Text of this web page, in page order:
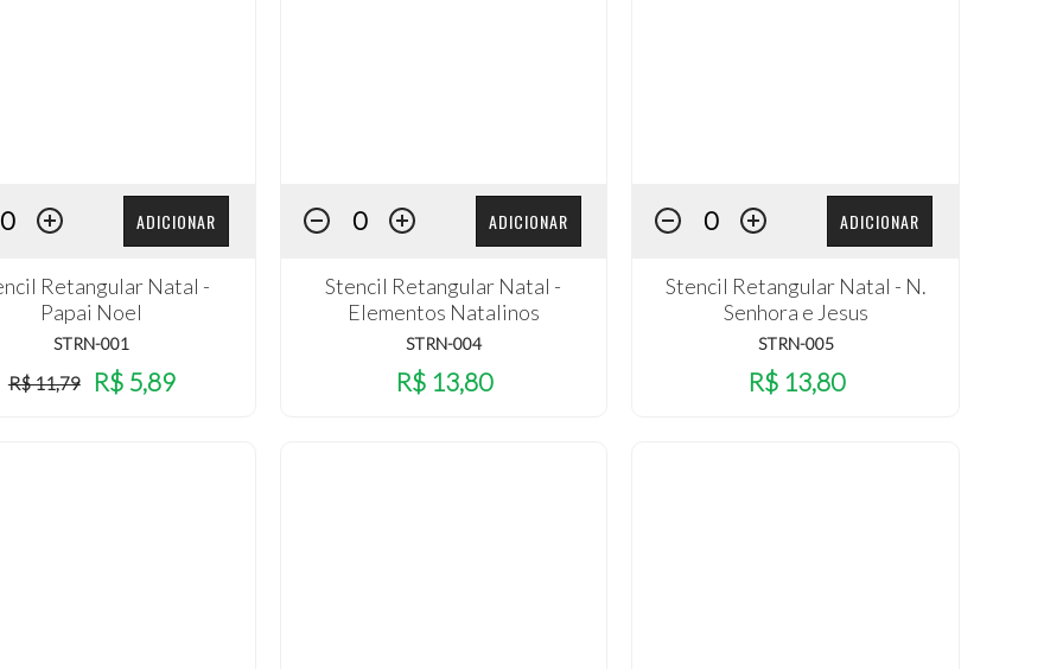
ADICIONAR
Retangular Natal -
Papai Noel
STRN-001
R$ 11,79 R$ 5,89
ADICIONAR
Stencil Retangular Natal -
Elementos Natalinos
STRN-004
R$ 13,80
ADICIONAR
Stencil Retangular Natal - N.
Senhora e Jesus
STRN-005
R$ 13,80